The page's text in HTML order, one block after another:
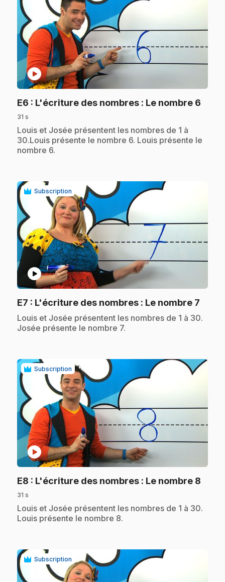
play_circle
E6 : L'écriture des nombres : Le nombre 6
31 s
.Louis et Josée présentent les nombres de 1 à
30.Louis présente le nombre 6. Louis présente le
nombre 6.
Subscription
play_circle
E7 : L'écriture des nombres : Le nombre 7
.Louis et Josée présentent les nombres de 1 à 30.
Josée présente le nombre 7.
Subscription
play_circle
E8 : L'écriture des nombres : Le nombre 8
31 s
.Louis et Josée présentent les nombres de 1 à 30.
Louis présente le nombre 8.
Subscription